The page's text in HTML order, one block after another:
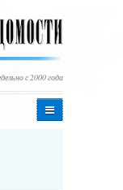
с 2000 года